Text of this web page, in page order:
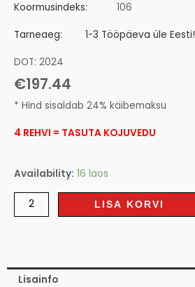
Koormusindeks: 106
Tarneaeg: 1-3 Tööpäeva üle Eesti!
DOT: 2024
€197.44
* Hind sisaldab 24% käibemaksu
4 REHVI = TASUTA KOJUVEDU
Availability: 16 laos
LISA KORVI
Lisainfo